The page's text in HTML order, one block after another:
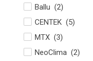
Ballu (2)
CENTEK (5)
MTX (3)
NeoClima (2)